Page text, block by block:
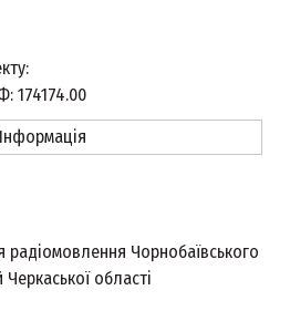
174174.00
Інформація
радіомовлення Чорнобаївського
області